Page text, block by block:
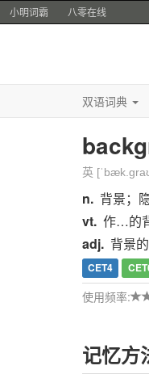
小明词霸 八零在线
双语词典
英
n. 背景；
vt. 作…的
adj. 背景
CET4
使用频率:
记忆方